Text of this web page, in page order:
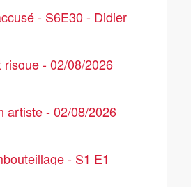
- S6E30 - Didier
(affaire
risque - 02/08/2026
artiste - 02/08/2026
- S1 E1